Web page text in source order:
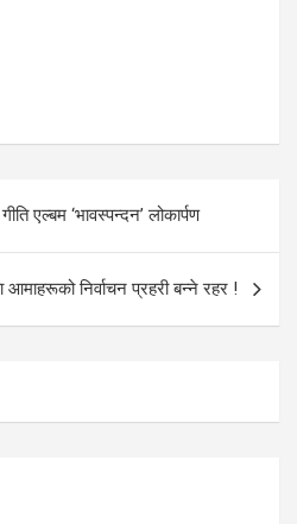
एल्बम ‘भावस्पन्दन’ लोकार्पण
आमाहरूको निर्वाचन प्रहरी बन्ने रहर !